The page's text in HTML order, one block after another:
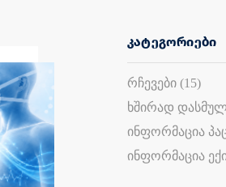
კატეგორიები
რჩევები (15)
ხშირად
ინფორმაცია
ინფორმაცია